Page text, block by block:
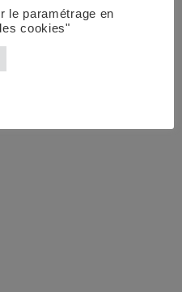
le paramétrage en
cookies"